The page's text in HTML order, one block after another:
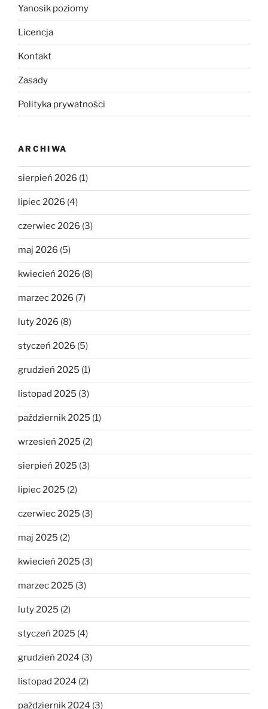
Yanosik poziomy
Licencja
Kontakt
Zasady
Polityka prywatności
ARCHIWA
sierpień 2026 (1)
lipiec 2026 (4)
czerwiec 2026 (3)
maj 2026 (5)
kwiecień 2026 (8)
marzec 2026 (7)
luty 2026 (8)
styczeń 2026 (5)
grudzień 2025 (1)
listopad 2025 (3)
październik 2025 (1)
wrzesień 2025 (2)
sierpień 2025 (3)
lipiec 2025 (2)
czerwiec 2025 (3)
maj 2025 (2)
kwiecień 2025 (3)
marzec 2025 (3)
luty 2025 (2)
styczeń 2025 (4)
grudzień 2024 (3)
listopad 2024 (2)
październik 2024 (3)